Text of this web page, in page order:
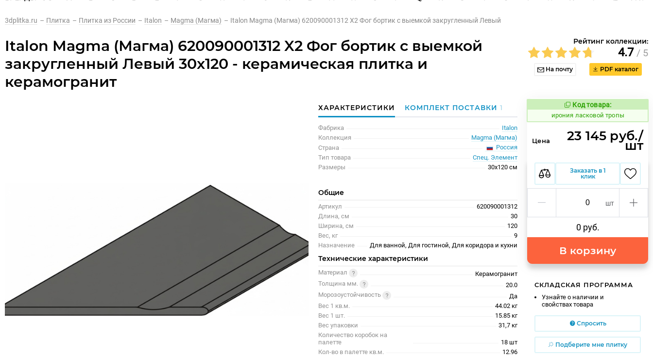
3dplitka.ru – Плитка – Плитка из России – Italon – Magma (Магма) – Italon Magma (Магма) 620090001312 X2 Фог бортик с выемкой закругленный Левый
Italon Magma (Магма) 620090001312 X2 Фог бортик с выемкой
закругленный Левый 30x120 - керамическая плитка и
керамогранит
Рейтинг коллекции:
4.7 / 5
На почту PDF каталог
ХАРАКТЕРИСТИКИ КОМПЛЕКТ ПОСТАВКИ1
Фабрика
Italon
Коллекция
Magma (Магма)
Страна
Россия
Тип товара
Спец. Элемент
Размеры
30x120 см
Общие
Артикул
620090001312
Длина, см
30
Ширина, см
120
Вес, кг
9
Назначение
Для ванной, Для гостиной, Для коридора и кухни
Технические характеристики
Материал
Керамогранит
Толщина мм.
20.0
Морозоустойчивость
Да
Вес 1 кв.м.
44.02 кг
Вес 1 шт.
15.85 кг
Вес упаковки
31,7 кг
Количество коробок на
палетте
18 шт
Кол-во в палетте кв.м.
12.96
Код товара:
1099108 Код товара:
ирония ласковой тропы
Цена 23 145 руб./
шт
Заказать в 1
клик
шт
0 руб.
В корзину
СКЛАДСКАЯ ПРОГРАММА
Узнайте о наличии и
свойствах товара
Спросить
Подберите мне плитку